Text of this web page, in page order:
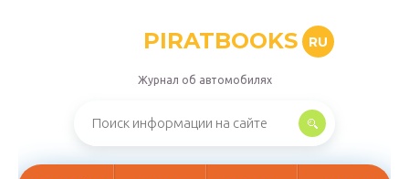
PIRATBOOKS RU
Журнал об автомобилях